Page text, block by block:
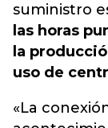
suministro
las horas
la
uso de
«La